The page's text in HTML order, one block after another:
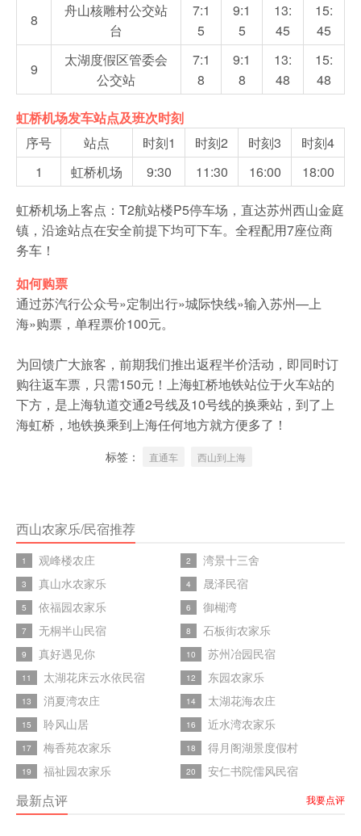
8
舟山核雕村公交站
台
7:1
5
9:1
5
13:
45
15:
45
9
太湖度假区管委会
公交站
7:1
8
9:1
8
13:
48
15:
48
虹桥机场发车站点及班次时刻
序号
站点 时刻1 时刻2 时刻3
时刻4
1
虹桥机场 9:30 11:30 16:00 18:00
虹桥机场上客点：T2航站楼P5停车场，直达苏州西山金庭
镇，沿途站点在安全前提下均可下车。全程配用7座位商
务车！
如何购票
通过苏汽行公众号»定制出行»城际快线»输入苏州—上
海»购票，单程票价100元。
为回馈广大旅客，前期我们推出返程半价活动，即同时订
购往返车票，只需150元！上海虹桥地铁站位于火车站的
下方，是上海轨道交通2号线及10号线的换乘站，到了上
海虹桥，地铁换乘到上海任何地方就方便多了！
标签： 直通车 西山到上海
西山农家乐/民宿推荐
1 观峰楼农庄 2 湾景十三舍
3 真山水农家乐 4 晟泽民宿
5 依福园农家乐 6 御楜湾
7 无桐半山民宿 8 石板街农家乐
9 真好遇见你 10 苏州冶园民宿
11 太湖花床云水依民宿 12 东园农家乐
13 消夏湾农庄 14 太湖花海农庄
15 聆风山居 16 近水湾农家乐
17 梅香苑农家乐 18 得月阁湖景度假村
19 福祉园农家乐 20 安仁书院儒风民宿
最新点评 我要点评